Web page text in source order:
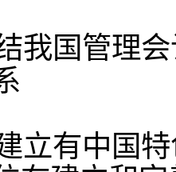
我国管理会
立有中国特